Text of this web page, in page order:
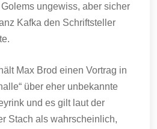
ungewiss, aber sicher
Kafka den Schriftsteller
Max Brod einen Vortrag in
über eher unbekannte
und es gilt laut der
Stach als wahrscheinlich,